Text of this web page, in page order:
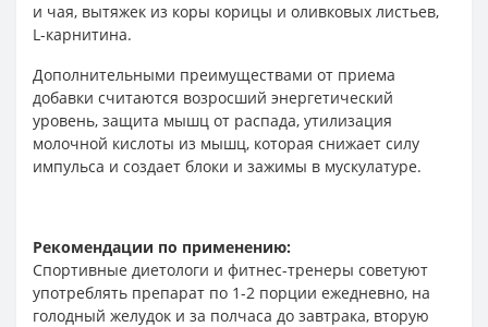
и чая, вытяжек из коры корицы и оливковых листьев,
L-карнитина.
Дополнительными преимуществами от приема
добавки считаются возросший энергетический
уровень, защита мышц от распада, утилизация
молочной кислоты из мышц, которая снижает силу
импульса и создает блоки и зажимы в мускулатуре.
Рекомендации по применению:
Спортивные диетологи и фитнес-тренеры советуют
употреблять препарат по 1-2 порции ежедневно, на
голодный желудок и за полчаса до завтрака, вторую